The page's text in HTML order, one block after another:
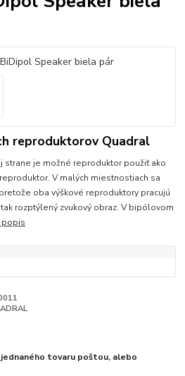
reproduktorov Quadral
strane je možné reproduktor použiť ako
V malých miestnostiach sa
oba výškové reproduktory pracujú
rozptýlený zvukový obraz. V bipólovom
popis
tovaru poštou, alebo